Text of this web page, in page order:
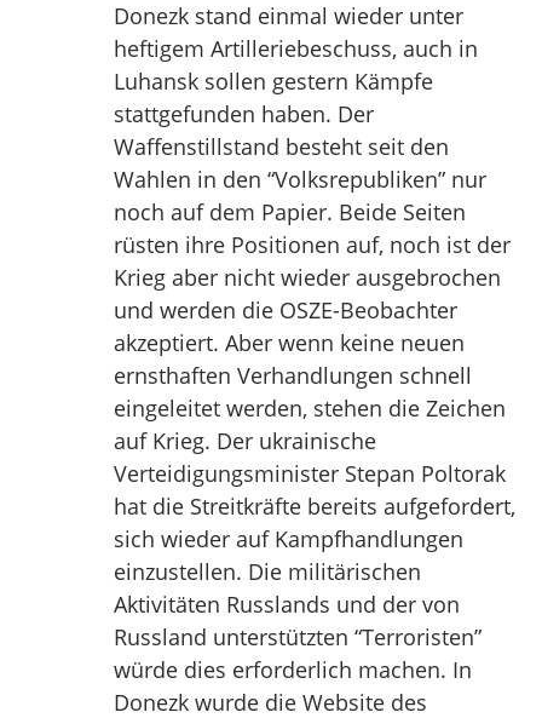
Donezk stand einmal wieder unter
heftigem Artilleriebeschuss, auch in
Luhansk sollen gestern Kämpfe
stattgefunden haben. Der
Waffenstillstand besteht seit den
Wahlen in den “Volksrepubliken” nur
noch auf dem Papier. Beide Seiten
rüsten ihre Positionen auf, noch ist der
Krieg aber nicht wieder ausgebrochen
und werden die OSZE-Beobachter
akzeptiert. Aber wenn keine neuen
ernsthaften Verhandlungen schnell
eingeleitet werden, stehen die Zeichen
auf Krieg. Der ukrainische
Verteidigungsminister Stepan Poltorak
hat die Streitkräfte bereits aufgefordert,
sich wieder auf Kampfhandlungen
einzustellen. Die militärischen
Aktivitäten Russlands und der von
Russland unterstützten “Terroristen”
würde dies erforderlich machen. In
Donezk wurde die Website des